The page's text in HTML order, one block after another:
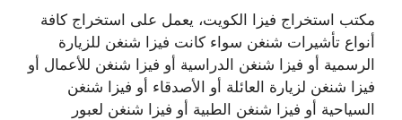
مكتب استخراج فيزا الكويت، يعمل على استخراج كافة
أنواع تأشيرات شنغن سواء كانت فيزا شنغن للزيارة
الرسمية أو فيزا شنغن الدراسية أو فيزا شنغن للأعمال أو
فيزا شنغن لزيارة العائلة أو الأصدقاء أو فيزا شنغن
السياحية أو فيزا شنغن الطبية أو فيزا شنغن لعبور